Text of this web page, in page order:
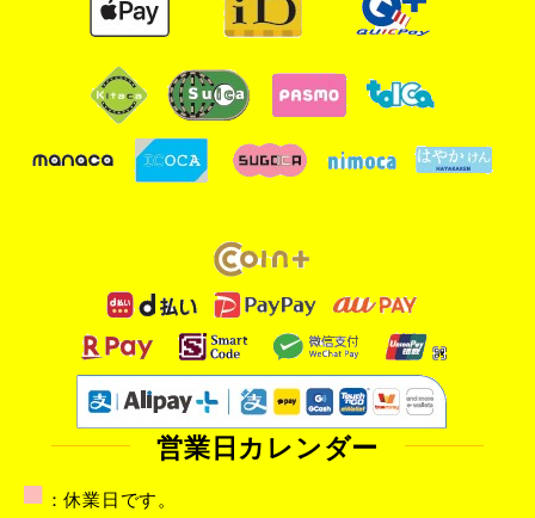
営業日カレンダー
■ ：休業日です。